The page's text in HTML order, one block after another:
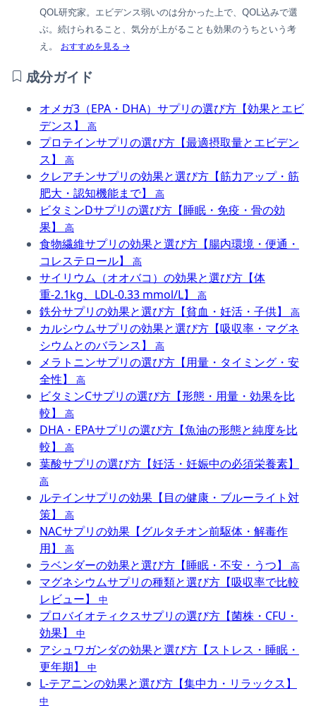
QOL研究家。エビデンス弱いのは分かった上で、QOL込みで選
ぶ。続けられること、気分が上がることも効果のうちという考
え。
おすすめを見る →
成分ガイド
オメガ3（EPA・DHA）サプリの選び方【効果とエビ
デンス】
高
プロテインサプリの選び方【最適摂取量とエビデン
ス】
高
クレアチンサプリの効果と選び方【筋力アップ・筋
肥大・認知機能まで】
高
ビタミンDサプリの選び方【睡眠・免疫・骨の効
果】
高
食物繊維サプリの効果と選び方【腸内環境・便通・
コレステロール】
高
サイリウム（オオバコ）の効果と選び方【体
重-2.1kg、LDL-0.33 mmol/L】
高
鉄分サプリの効果と選び方【貧血・妊活・子供】 高
カルシウムサプリの効果と選び方【吸収率・マグネ
シウムとのバランス】
高
メラトニンサプリの選び方【用量・タイミング・安
全性】
高
ビタミンCサプリの選び方【形態・用量・効果を比
較】
高
DHA・EPAサプリの選び方【魚油の形態と純度を比
較】
高
葉酸サプリの選び方【妊活・妊娠中の必須栄養素】
高
ルテインサプリの効果【目の健康・ブルーライト対
策】
高
NACサプリの効果【グルタチオン前駆体・解毒作
用】
高
ラベンダーの効果と選び方【睡眠・不安・うつ】 高
マグネシウムサプリの種類と選び方【吸収率で比較
レビュー】
中
プロバイオティクスサプリの選び方【菌株・CFU・
効果】
中
アシュワガンダの効果と選び方【ストレス・睡眠・
更年期】
中
L-テアニンの効果と選び方【集中力・リラックス】
中